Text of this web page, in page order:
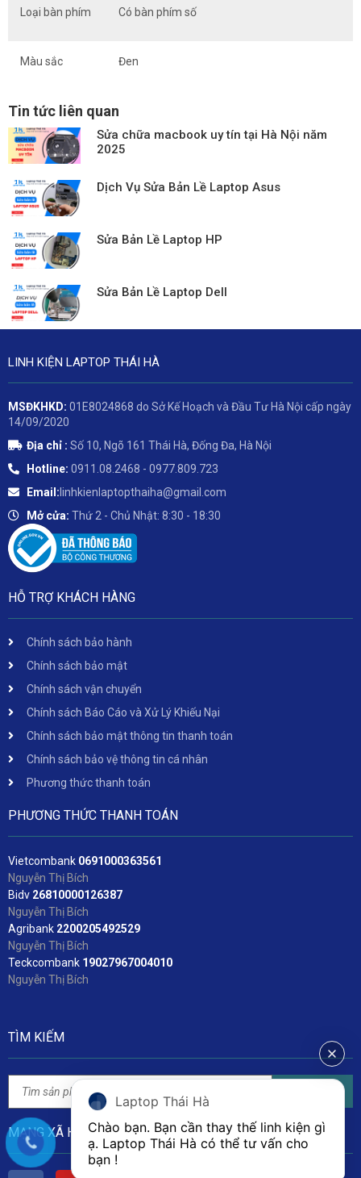
Loại bàn phím Có bàn phím số
Màu sắc Đen
Tin tức liên quan
Sửa chữa macbook uy tín tại Hà Nội năm
2025
Dịch Vụ Sửa Bản Lề Laptop Asus
Sửa Bản Lề Laptop HP
Sửa Bản Lề Laptop Dell
LINH KIỆN LAPTOP THÁI HÀ
MSĐKHKD: 01E8024868 do Sở Kế Hoạch và Đầu Tư Hà Nội cấp ngày
14/09/2020
Địa chỉ : Số 10, Ngõ 161 Thái Hà, Đống Đa, Hà Nội
Hotline: 0911.08.2468 - 0977.809.723
Email: linhkienlaptopthaiha@gmail.com
Mở cửa: Thứ 2 - Chủ Nhật: 8:30 - 18:30
HỖ TRỢ KHÁCH HÀNG
Chính sách bảo hành
Chính sách bảo mật
Chính sách vận chuyển
Chính sách Báo Cáo và Xử Lý Khiếu Nại
Chính sách bảo mật thông tin thanh toán
Chính sách bảo vệ thông tin cá nhân
Phương thức thanh toán
PHƯƠNG THỨC THANH TOÁN
Vietcombank 0691000363561
Nguyễn Thị Bích
Bidv 26810000126387
Nguyễn Thị Bích
Agribank 2200205492529
Nguyễn Thị Bích
Teckcombank 19027967004010
Nguyễn Thị Bích
TÌM KIẾM
MẠNG XÃ HỘI
Laptop Thái Hà
Chào bạn. Bạn cần thay thế linh kiện gì
ạ. Laptop Thái Hà có thể tư vấn cho
bạn !